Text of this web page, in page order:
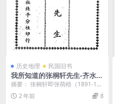
历史地理 民国旧书
我所知道的张桐轩先生-齐水著
述-红蓝出版社
摘要： 张桐轩即张萌梧（1891-194
9），曾任北京警备司令及北京市
长。抗日战...
2 年前 8